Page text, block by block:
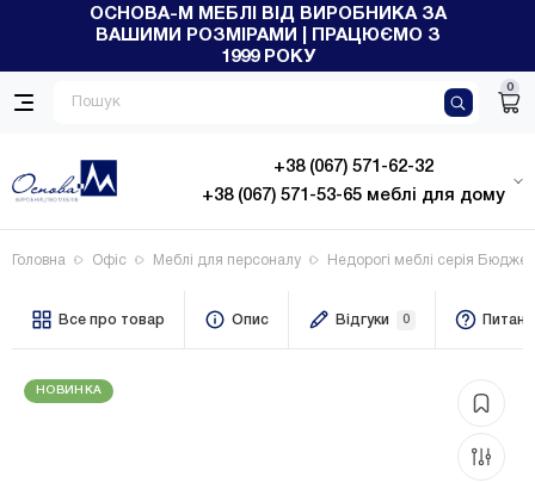
ОСНОВА-М МЕБЛІ ВІД ВИРОБНИКА ЗА
ВАШИМИ РОЗМІРАМИ | ПРАЦЮЄМО З
1999 РОКУ
0
+38 (067) 571-62-32
+38 (067) 571-53-65 меблі для дому
Головна Офіс Меблі для персоналу Недорогі меблі серія Бюджет
Все про товар Опис Відгуки 0
НОВИНКА